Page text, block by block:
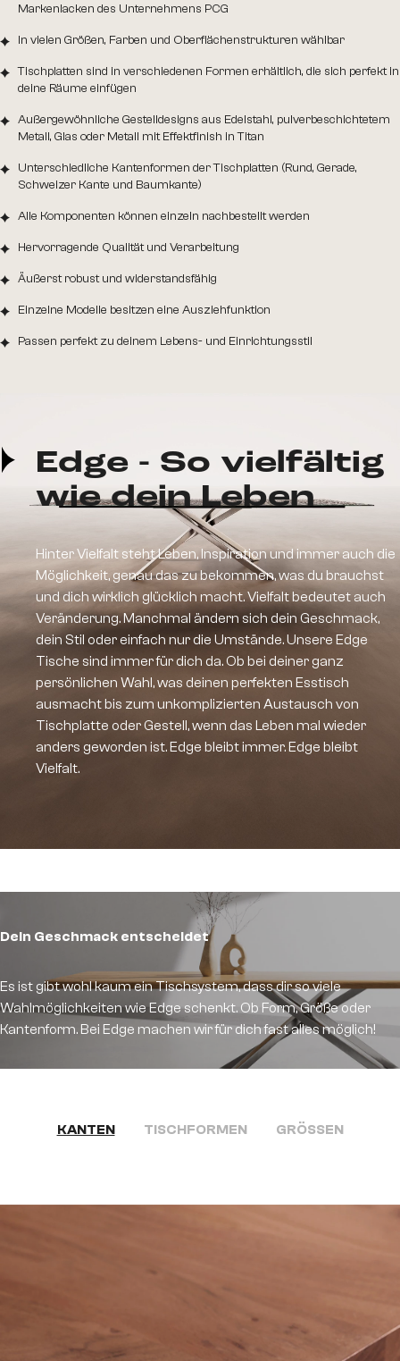
Markenlacken des Unternehmens PCG
In vielen Größen, Farben und Oberflächenstrukturen wählbar
Tischplatten sind in verschiedenen Formen erhältlich, die sich perfekt in
deine Räume einfügen
Außergewöhnliche Gestelldesigns aus Edelstahl, pulverbeschichtetem
Metall, Glas oder Metall mit Effektfinish in Titan
Unterschiedliche Kantenformen der Tischplatten (Rund, Gerade,
Schweizer Kante und Baumkante)
Alle Komponenten können einzeln nachbestellt werden
Hervorragende Qualität und Verarbeitung
Äußerst robust und widerstandsfähig
Einzelne Modelle besitzen eine Ausziehfunktion
Passen perfekt zu deinem Lebens- und Einrichtungsstil
Edge - So vielfältig
wie dein Leben
Hinter Vielfalt steht Leben, Inspiration und immer auch die
Möglichkeit, genau das zu bekommen, was du brauchst
und dich wirklich glücklich macht. Vielfalt bedeutet auch
Veränderung. Manchmal ändern sich dein Geschmack,
dein Stil oder einfach nur die Umstände. Unsere Edge
Tische sind immer für dich da. Ob bei deiner ganz
persönlichen Wahl, was deinen perfekten Esstisch
ausmacht bis zum unkomplizierten Austausch von
Tischplatte oder Gestell, wenn das Leben mal wieder
anders geworden ist. Edge bleibt immer. Edge bleibt
Vielfalt.
Tischplatten
Dein Geschmack entscheidet
Es ist gibt wohl kaum ein Tischsystem, dass dir so viele
Wahlmöglichkeiten wie Edge schenkt. Ob Form, Größe oder
Kantenform. Bei Edge machen wir für dich fast alles möglich!
KANTEN TISCHFORMEN GRÖSSEN